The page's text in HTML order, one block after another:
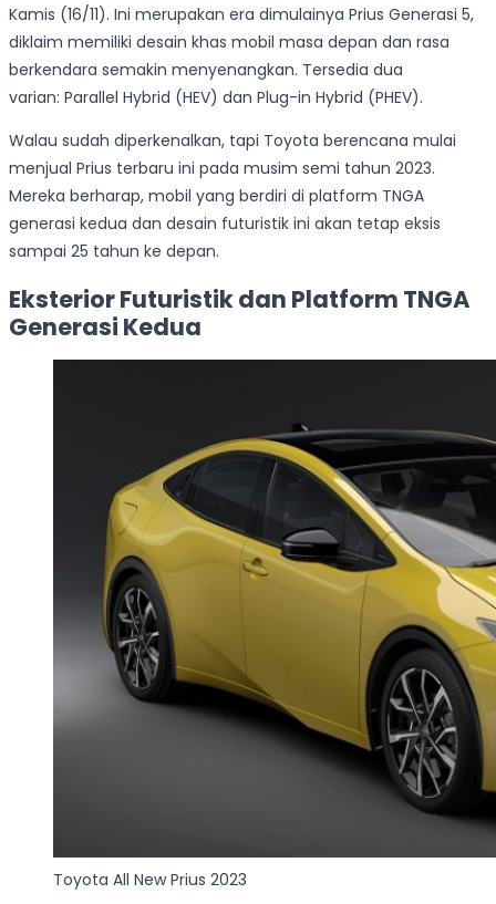
Kamis (16/11). Ini merupakan era dimulainya Prius Generasi 5,
diklaim memiliki desain khas mobil masa depan dan rasa
berkendara semakin menyenangkan. Tersedia dua
varian: Parallel Hybrid (HEV) dan Plug-in Hybrid (PHEV).
Walau sudah diperkenalkan, tapi Toyota berencana mulai
menjual Prius terbaru ini pada musim semi tahun 2023.
Mereka berharap, mobil yang berdiri di platform TNGA
generasi kedua dan desain futuristik ini akan tetap eksis
sampai 25 tahun ke depan.
Eksterior Futuristik dan Platform TNGA
Generasi Kedua
Toyota All New Prius 2023